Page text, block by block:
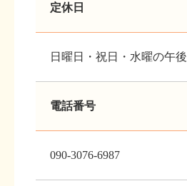
定休日
日曜日・祝日・水曜の午
電話番号
090-3076-6987